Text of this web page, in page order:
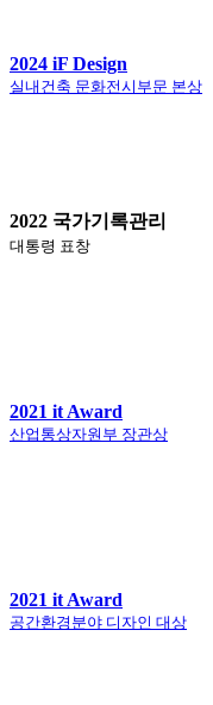
2024 iF Design
실내건축 문화전시부문 본상
2022 국가기록관리
대통령 표창
2021 it Award
산업통상자원부 장관상
2021 it Award
공간환경분야 디자인 대상